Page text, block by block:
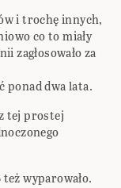
i trochę innych,
co to miały
zagłosowało za
ponad dwa lata.
tej prostej
wyparowało.